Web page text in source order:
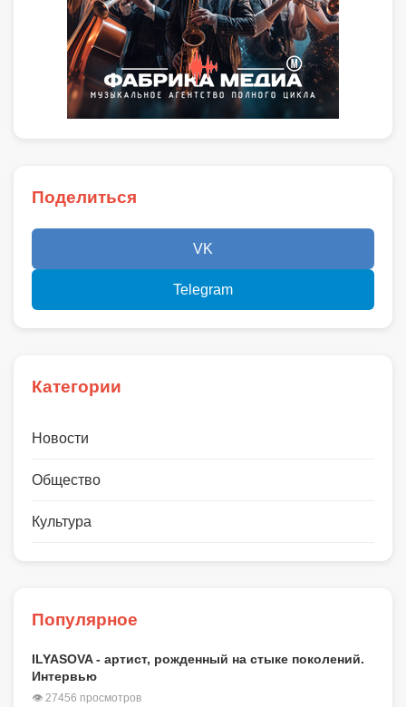
Поделиться
VK
Telegram
Категории
Новости
Общество
Культура
Популярное
ILYASOVA - артист, рожденный на стыке поколений.
Интервью
👁 27456 просмотров